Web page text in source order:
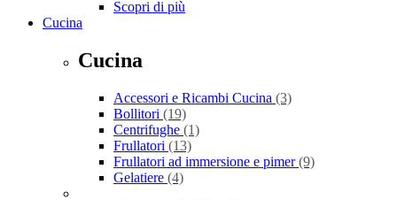
Scopri di più
Cucina
Cucina
Accessori e Ricambi Cucina (3)
Bollitori (19)
Centrifughe (1)
Frullatori (13)
Frullatori ad immersione e pimer(9)
Gelatiere (4)